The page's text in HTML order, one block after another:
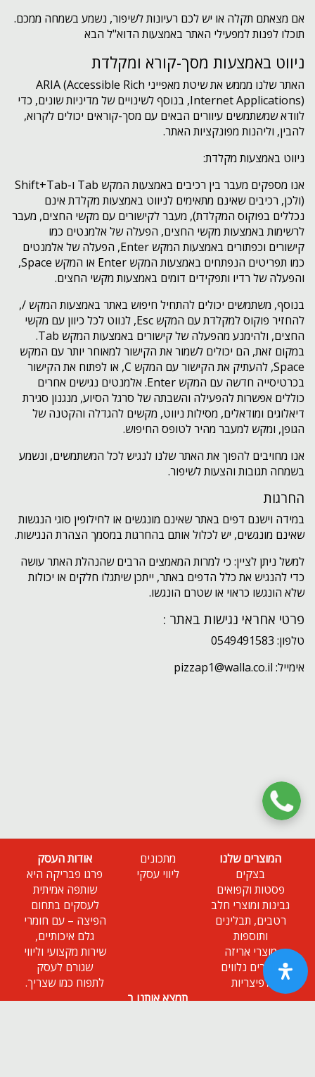
אם מצאתם תקלה או יש לכם רעיונות לשיפור, נשמע בשמחה ממכם.
תוכלו לפנות למפעילי האתר באמצעות הדוא"ל הבא
ניווט באמצעות מסך-קורא ומקלדת
האתר שלנו מממש את שיטת מאפייני ARIA (Accessible Rich
Internet Applications), בנוסף לשינויים של מדיניות שונים, כדי
לוודא שמשתמשים עיוורים הבאים עם מסך-קוראים יכולים לקרוא,
להבין, וליהנות מפונקציות האתר.
ניווט באמצעות מקלדת:
אנו מספקים מעבר בין רכיבים באמצעות המקש Tab ו-Shift+Tab
(ולכן, רכיבים שאינם מתאימים לניווט באמצעות מקלדת אינם
נכללים בפוקוס המקלדת), מעבר לקישורים עם מקשי החצים, מעבר
לרשימות באמצעות מקשי החצים, הפעלה של אלמנטים כמו
קישורים וכפתורים באמצעות המקש Enter, הפעלה של אלמנטים
כמו תפריטים הנפתחים באמצעות המקש Enter או המקש Space,
והפעלה של רדיו ותפקידים דומים באמצעות מקשי החצים.
בנוסף, משתמשים יכולים להתחיל חיפוש באתר באמצעות המקש /,
להחזיר פוקוס למקלדת עם המקש Esc, לנווט לכל כיוון עם מקשי
החצים, ולהימנע מהפעלה של קישורים באמצעות המקש Tab.
במקום זאת, הם יכולים לשמור את הקישור למאוחר יותר עם המקש
Space, להעתיק את הקישור עם המקש C, או לפתוח את הקישור
בכרטיסייה חדשה עם המקש Enter. אלמנטים נגישים אחרים
כוללים אפשרות להפעילה והשבתה של סרגל הסיוע, מנגנון סגירת
דיאלוגים ומודאלים, מסילות ניווט, מקשים להגדלה והקטנה של
הגופן, ומקש למעבר מהיר לטופס החיפוש.
אנו מחויבים להפוך את האתר שלנו לנגיש לכל המשתמשים, ונשמע
בשמחה תגובות והצעות לשיפור.
החרגות
במידה וישנם דפים באתר שאינם מונגשים או לחילופין סוגי הנגשות
שאינם מונגשים, יש לכלול אותם בהחרגות במסמך הצהרת הנגישות.
למשל ניתן לציין: כי למרות המאמצים הרבים שהנהלת האתר עושה
כדי להנגיש את כלל הדפים באתר, ייתכן שיתגלו חלקים או יכולות
שלא הונגשו כראוי או שטרם הונגשו.
פרטי אחראי נגישות באתר :
טלפון: 0549491583
אימייל: pizzap1@walla.co.il
המוצרים שלנו
בצקים
פסטות וקפואים
גבינות ומוצרי חלב
רטבים, תבלינים
ותוספות
מוצרי אריזה
מוצרים נלווים
לפיצריות
מתכונים
ליווי עסקי
אודות העסק
פרגו פבריקה היא
שותפה אמיתית
לעסקים בתחום
הפיצה – עם חומרי
גלם איכותיים,
שירות מקצועי וליווי
שגורם לעסק
לתפוח כמו שצריך.
תמצא אותנו ב